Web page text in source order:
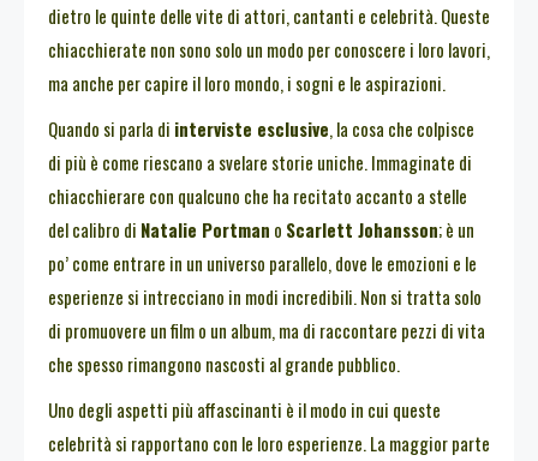
dietro le quinte delle vite di attori, cantanti e celebrità. Queste
chiacchierate non sono solo un modo per conoscere i loro lavori,
ma anche per capire il loro mondo, i sogni e le aspirazioni.
Quando si parla di interviste esclusive, la cosa che colpisce
di più è come riescano a svelare storie uniche. Immaginate di
chiacchierare con qualcuno che ha recitato accanto a stelle
del calibro di Natalie Portman o Scarlett Johansson; è un
po’ come entrare in un universo parallelo, dove le emozioni e le
esperienze si intrecciano in modi incredibili. Non si tratta solo
di promuovere un film o un album, ma di raccontare pezzi di vita
che spesso rimangono nascosti al grande pubblico.
Uno degli aspetti più affascinanti è il modo in cui queste
celebrità si rapportano con le loro esperienze. La maggior parte